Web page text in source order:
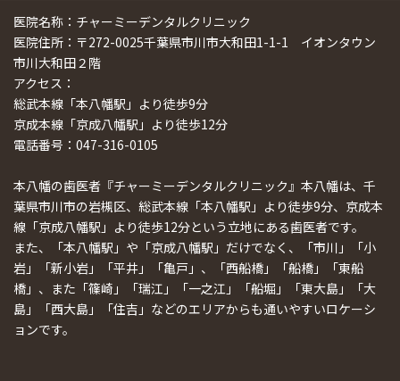
医院名称：チャーミーデンタルクリニック
医院住所：〒272-0025千葉県市川市大和田1-1-1 イオンタウン
市川大和田２階
アクセス：
総武本線「本八幡駅」より徒歩9分
京成本線「京成八幡駅」より徒歩12分
電話番号：047-316-0105
本八幡の歯医者『チャーミーデンタルクリニック』本八幡は、千
葉県市川市の岩槻区、総武本線「本八幡駅」より徒歩9分、京成本
線「京成八幡駅」より徒歩12分という立地にある歯医者です。
また、「本八幡駅」や「京成八幡駅」だけでなく、「市川」「小
岩」「新小岩」「平井」「亀戸」、「西船橋」「船橋」「東船
橋」、また「篠崎」「瑞江」「一之江」「船堀」「東大島」「大
島」「西大島」「住吉」などのエリアからも通いやすいロケーシ
ョンです。